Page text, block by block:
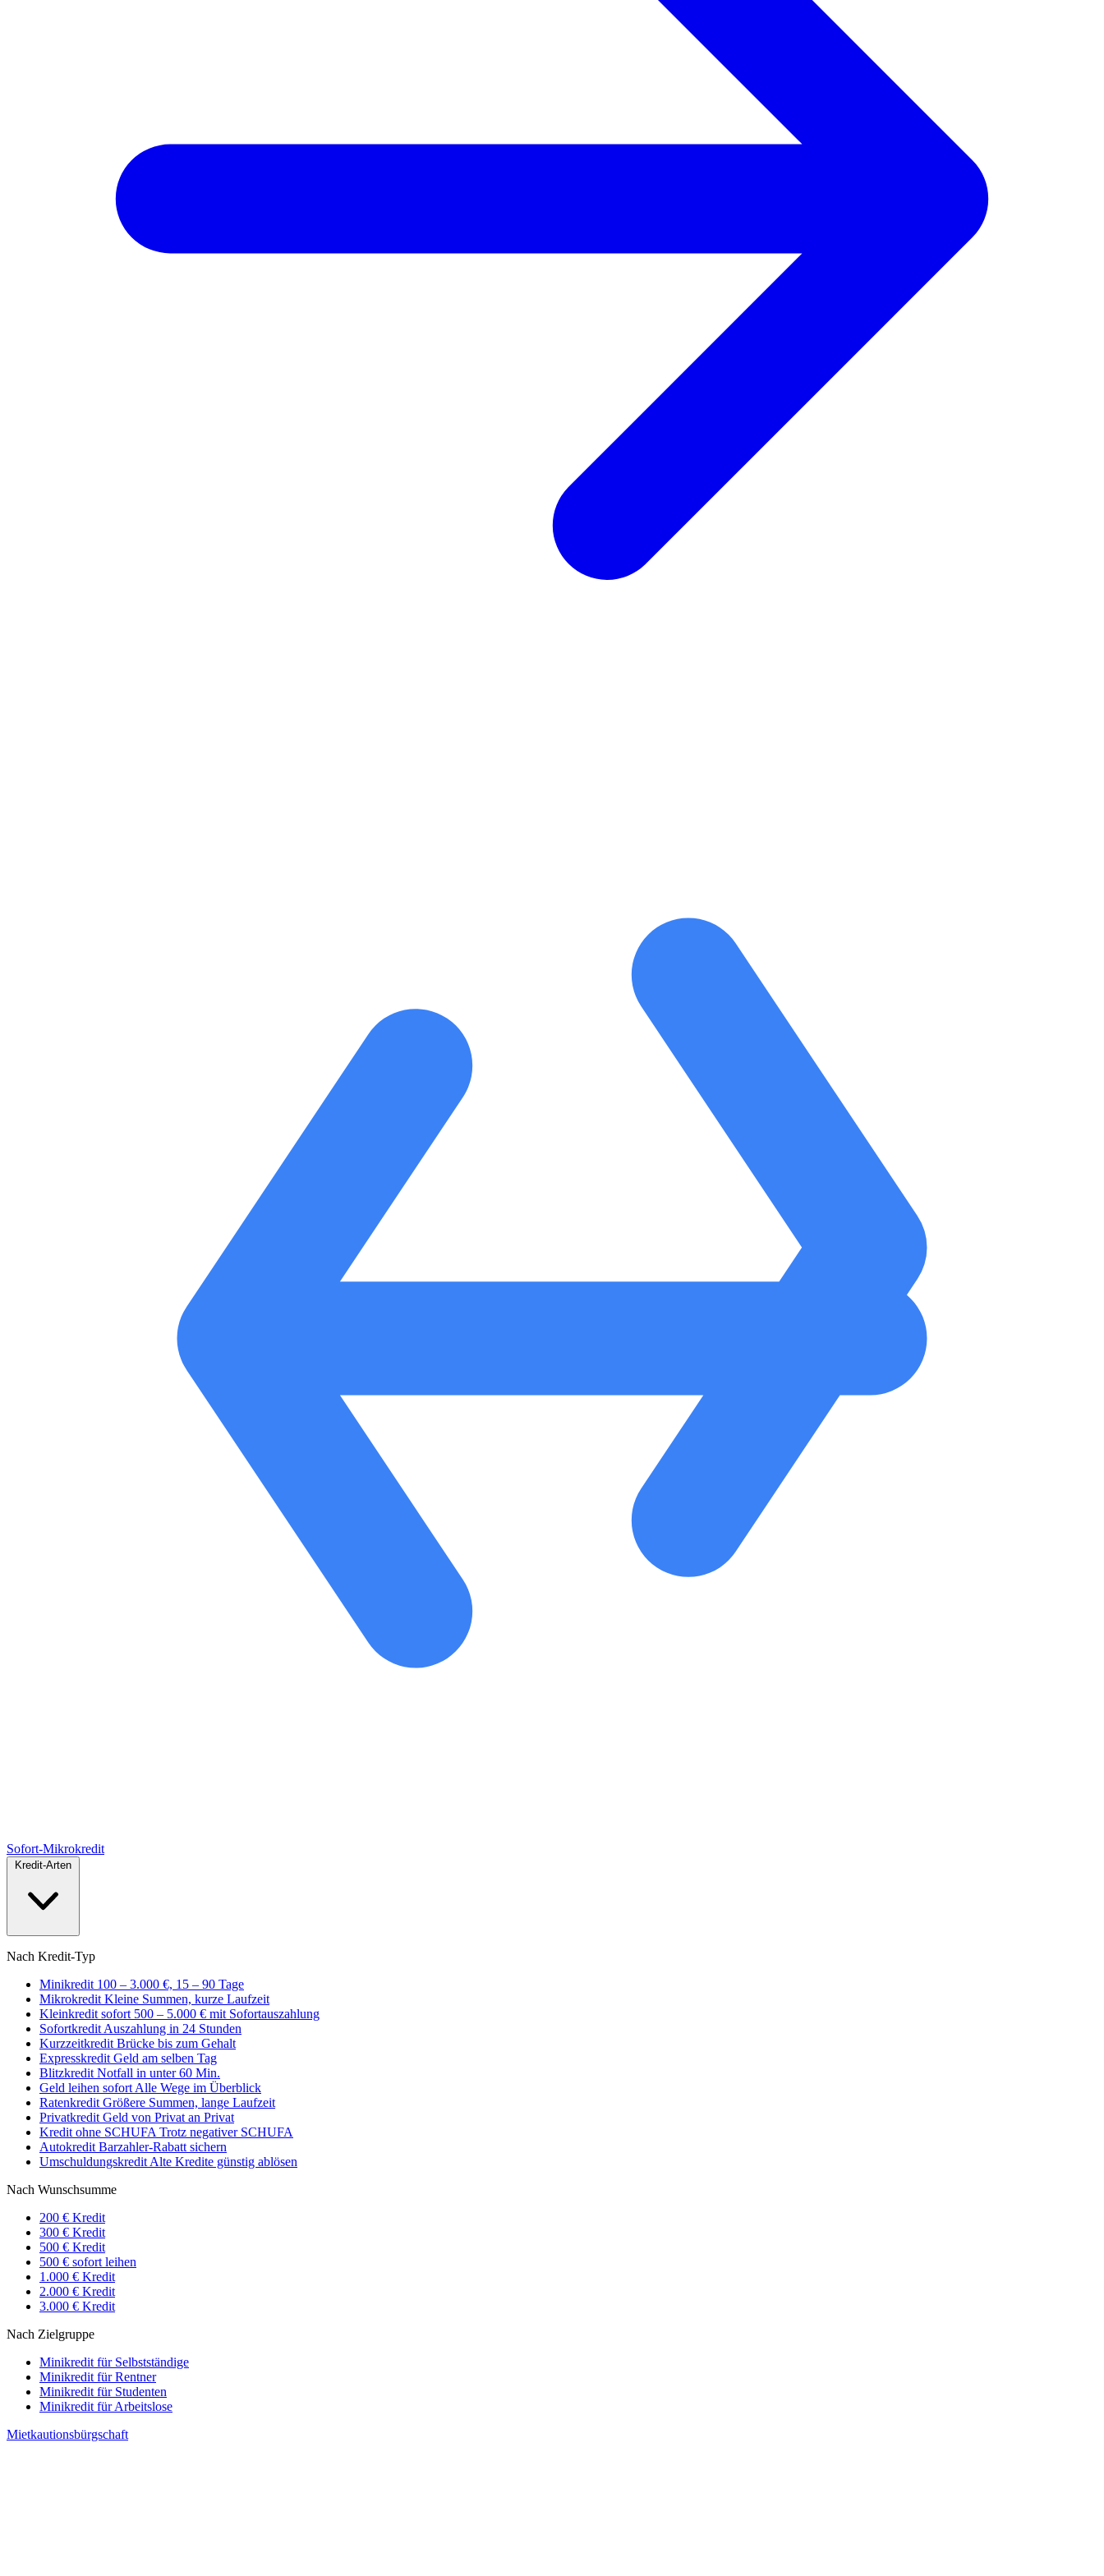
Sofort-Mikrokredit
Nach Kredit-Typ
Minikredit 100 – 3.000 €, 15 – 90 Tage
Mikrokredit Kleine Summen, kurze Laufzeit
Kleinkredit sofort 500 – 5.000 € mit Sofortauszahlung
Sofortkredit Auszahlung in 24 Stunden
Kurzzeitkredit Brücke bis zum Gehalt
Expresskredit Geld am selben Tag
Blitzkredit Notfall in unter 60 Min.
Geld leihen sofort Alle Wege im Überblick
Ratenkredit Größere Summen, lange Laufzeit
Privatkredit Geld von Privat an Privat
Kredit ohne SCHUFA Trotz negativer SCHUFA
Autokredit Barzahler-Rabatt sichern
Umschuldungskredit Alte Kredite günstig ablösen
Nach Wunschsumme
200 € Kredit
300 € Kredit
500 € Kredit
500 € sofort leihen
1.000 € Kredit
2.000 € Kredit
3.000 € Kredit
Nach Zielgruppe
Minikredit für Selbstständige
Minikredit für Rentner
Minikredit für Studenten
Minikredit für Arbeitslose
Mietkautionsbürgschaft